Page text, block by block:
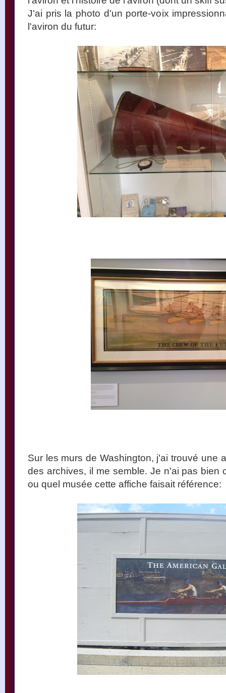
J'ai pris la photo d'un porte-voix
l'aviron du futur:
Sur les murs de Washington, j'ai trouvé une
des archives, il me semble. Je n'ai pas bien
ou quel musée cette affiche faisait référence: